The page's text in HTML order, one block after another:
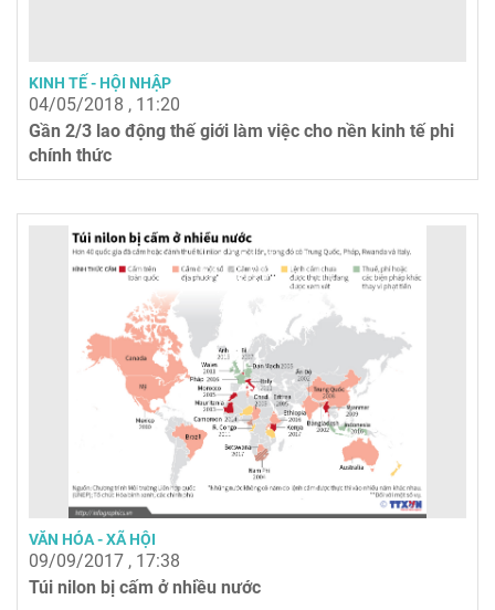
KINH TẾ - HỘI NHẬP
04/05/2018 , 11:20
Gần 2/3 lao động thế giới làm việc cho nền kinh tế phi
chính thức
VĂN HÓA - XÃ HỘI
09/09/2017 , 17:38
Túi nilon bị cấm ở nhiều nước